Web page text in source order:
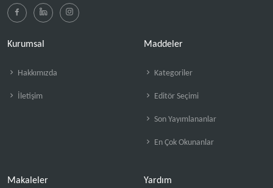
Kurumsal
Hakkımızda
İletişim
Maddeler
Kategoriler
Editör Seçimi
Son Yayımlananlar
En Çok Okunanlar
Makaleler Yardım